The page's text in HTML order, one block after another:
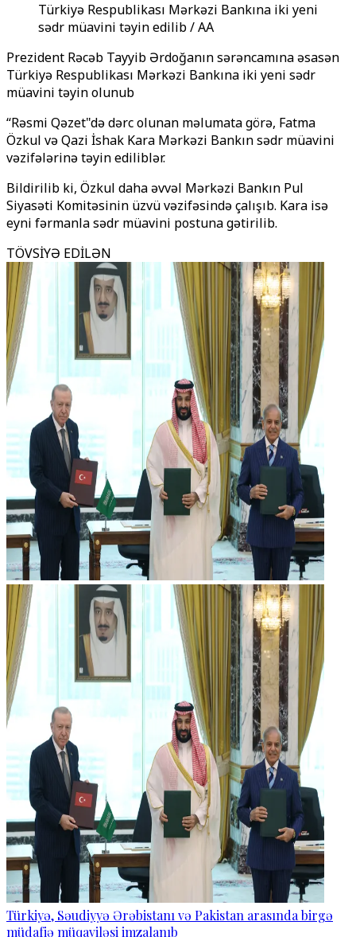
Türkiyə Respublikası Mərkəzi Bankına iki yeni
sədr müavini təyin edilib / AA
Prezident Rəcəb Tayyib Ərdoğanın sərəncamına əsasən
Türkiyə Respublikası Mərkəzi Bankına iki yeni sədr
müavini təyin olunub
‘‘Rəsmi Qəzet"də dərc olunan məlumata görə, Fatma
Özkul və Qazi İshak Kara Mərkəzi Bankın sədr müavini
vəzifələrinə təyin ediliblər.
Bildirilib ki, Özkul daha əvvəl Mərkəzi Bankın Pul
Siyasəti Komitəsinin üzvü vəzifəsində çalışıb. Kara isə
eyni fərmanla sədr müavini postuna gətirilib.
TÖVSİYƏ EDİLƏN
Türkiyə, Səudiyyə Ərəbistanı və Pakistan arasında birgə
müdafiə müqaviləsi imzalanıb